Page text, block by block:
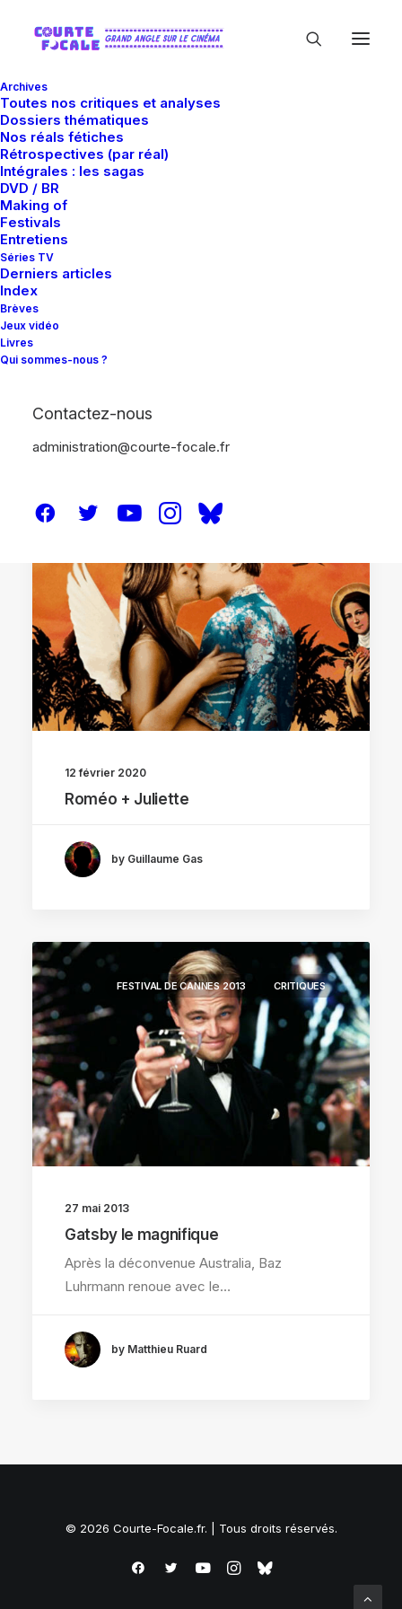
Archives
Toutes nos critiques et analyses
Dossiers thématiques
Nos réals fétiches
Rétrospectives (par réal)
Intégrales : les sagas
DVD / BR
Making of
Festivals
Entretiens
Séries TV
Derniers articles
Index
Brèves
Jeux vidéo
Livres
Qui sommes-nous ?
Contactez-nous
administration@courte-focale.fr
12 février 2020
Roméo + Juliette
by Guillaume Gas
FESTIVAL DE CANNES 2013 CRITIQUES
27 mai 2013
Gatsby le magnifique
Après la déconvenue Australia, Baz
Luhrmann renoue avec le…
by Matthieu Ruard
© 2026 Courte-Focale.fr. | Tous droits réservés.